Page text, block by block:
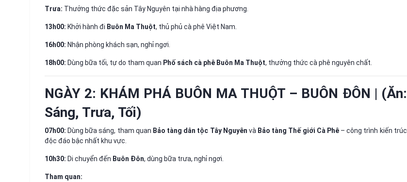
Trưa: Thưởng thức đặc sản Tây Nguyên tại nhà hàng địa phương.
13h00: Khởi hành đi Buôn Ma Thuột, thủ phủ cà phê Việt Nam.
16h00: Nhận phòng khách sạn, nghỉ ngơi.
18h00: Dùng bữa tối, tự do tham quan Phố sách cà phê Buôn Ma Thuột, thưởng thức cà phê nguyên chất.
NGÀY 2: KHÁM PHÁ BUÔN MA THUỘT – BUÔN ĐÔN | (Ăn:
Sáng, Trưa, Tối)
07h00: Dùng bữa sáng, tham quan Bảo tàng dân tộc Tây Nguyên và Bảo tàng Thế giới Cà Phê– công trình kiến trúc
độc đáo bậc nhất khu vực.
10h30: Di chuyển đến Buôn Đôn, dùng bữa trưa, nghỉ ngơi.
Tham quan: